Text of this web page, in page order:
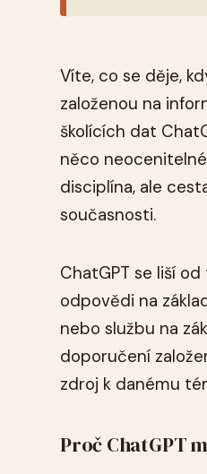
Víte, co se děje,
založenou na
školících dat
něco
disciplína, ale
současnosti.
ChatGPT se liší
odpovědi na
nebo službu na
doporučení
zdroj k danému
Proč ChatGPT